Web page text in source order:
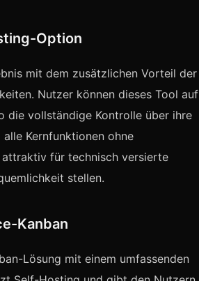
Option
mit dem zusätzlichen Vorteil der
Nutzer können dieses Tool auf
die vollständige Kontrolle über ihre
Kernfunktionen ohne
attraktiv für technisch versierte
stellen.
Kanban
Lösung mit einem umfassenden